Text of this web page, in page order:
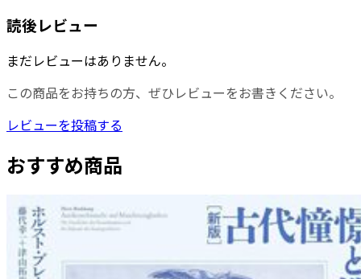
読後レビュー
まだレビューはありません。
この商品をお持ちの方、ぜひレビューをお書きください。
レビューを投稿する
おすすめ商品